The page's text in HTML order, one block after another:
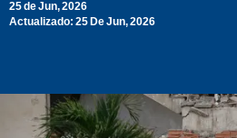
25 de Jun, 2026
Actualizado: 25 De Jun, 2026